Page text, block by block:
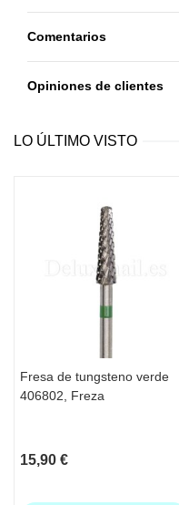
Comentarios
Opiniones de clientes
LO ÚLTIMO VISTO
Fresa de tungsteno verde
406802, Freza
15,90 €